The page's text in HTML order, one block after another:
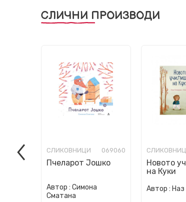
СЛИЧНИ ПРОИЗВОДИ
СЛИКОВНИЦИ 069060
Пчеларот Јошко
Автор : Симона
Сматана
Новото
на Куки
Автор : Наз